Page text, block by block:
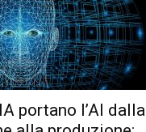
portano l’AI dalla